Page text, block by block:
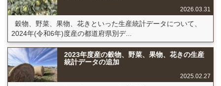
2026.03.31
穀物、野菜、果物、花きといった生産統計データについて、
2024年(令和6年)度産の都道府県別デ...
2023年度産の穀物、野菜、果物、花きの生産
統計データの追加
2025.02.27